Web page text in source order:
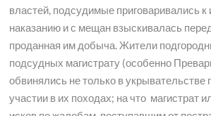
властей, подсудимые приговаривались к
наказанию и с мещан взыскивалась
проданная им добыча. Жители
подсудных магистрату (особенно
обвинялись не только в укрывательстве
участии в их походах; на что магистрат